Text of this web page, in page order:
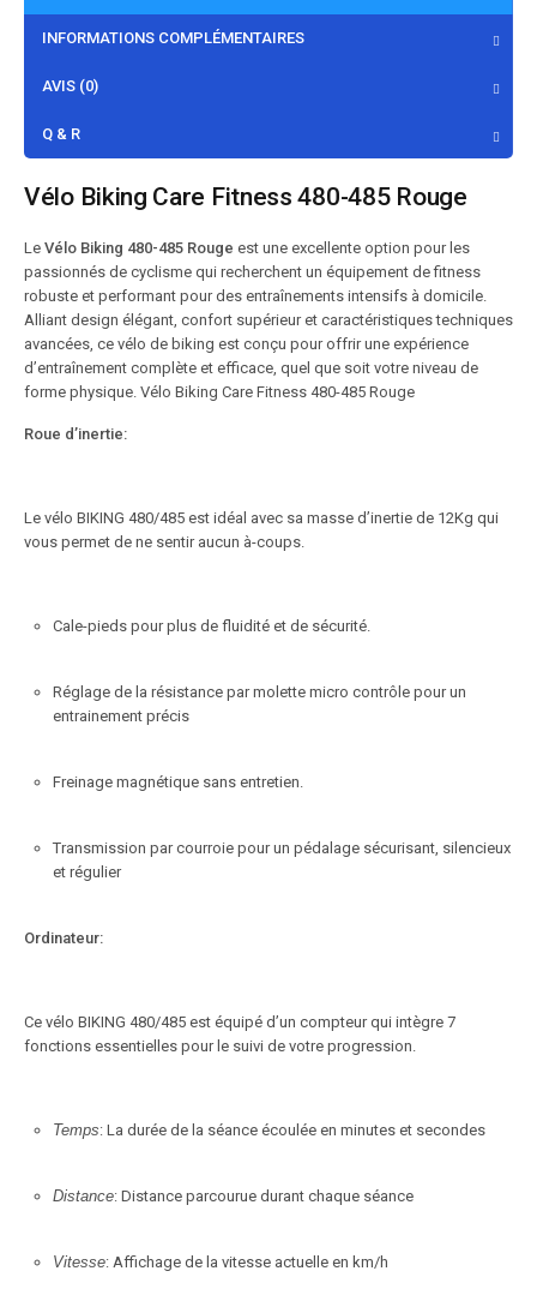
INFORMATIONS COMPLÉMENTAIRES
AVIS (0)
Q & R
Vélo Biking Care Fitness 480-485 Rouge
Le Vélo Biking 480-485 Rouge est une excellente option pour les
passionnés de cyclisme qui recherchent un équipement de fitness
robuste et performant pour des entraînements intensifs à domicile.
Alliant design élégant, confort supérieur et caractéristiques techniques
avancées, ce vélo de biking est conçu pour offrir une expérience
d’entraînement complète et efficace, quel que soit votre niveau de
forme physique. Vélo Biking Care Fitness 480-485 Rouge
Roue d’inertie:
Le vélo BIKING 480/485 est idéal avec sa masse d’inertie de 12Kg qui
vous permet de ne sentir aucun à-coups.
Cale-pieds pour plus de fluidité et de sécurité.
Réglage de la résistance par molette micro contrôle pour un
entrainement précis
Freinage magnétique sans entretien.
Transmission par courroie pour un pédalage sécurisant, silencieux
et régulier
Ordinateur:
Ce vélo BIKING 480/485 est équipé d’un compteur qui intègre 7
fonctions essentielles pour le suivi de votre progression.
Temps: La durée de la séance écoulée en minutes et secondes
Distance: Distance parcourue durant chaque séance
Vitesse: Affichage de la vitesse actuelle en km/h